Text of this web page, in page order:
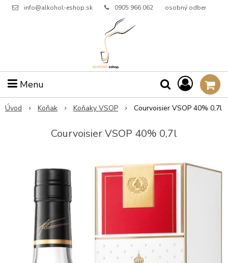
info@alkohol-eshop.sk 0905 966 062 osobný odber
Menu
Úvod Koňak Koňaky VSOP Courvoisier VSOP 40% 0,7l
Courvoisier VSOP 40% 0,7l